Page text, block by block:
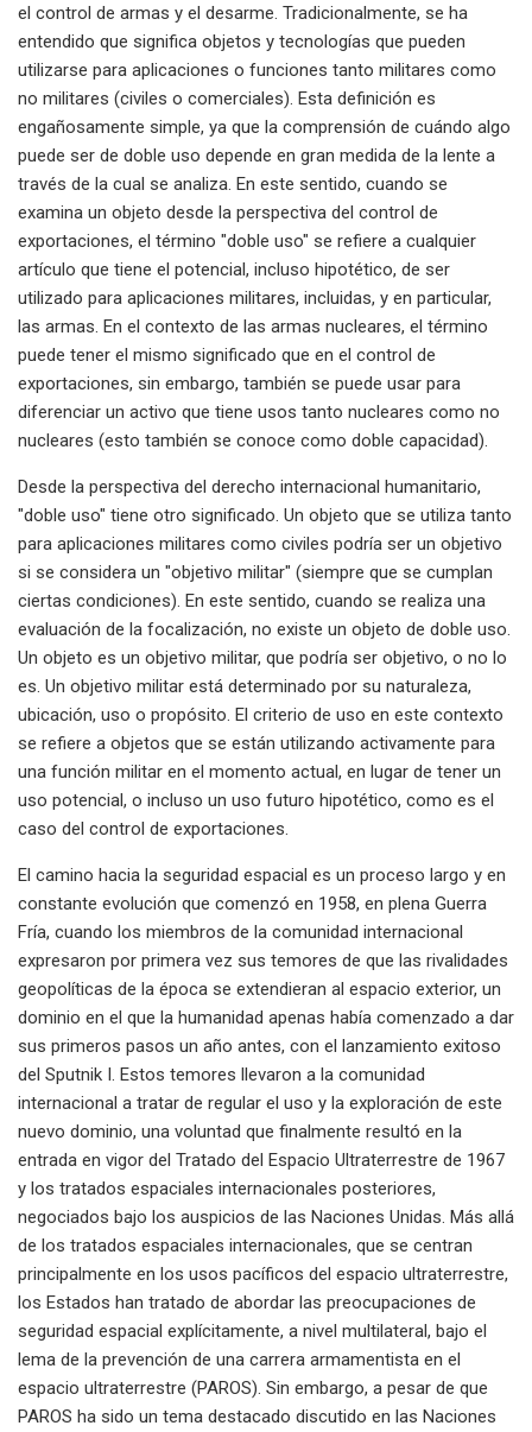
el control de armas y el desarme. Tradicionalmente, se ha
entendido que significa objetos y tecnologías que pueden
utilizarse para aplicaciones o funciones tanto militares como
no militares (civiles o comerciales). Esta definición es
engañosamente simple, ya que la comprensión de cuándo algo
puede ser de doble uso depende en gran medida de la lente a
través de la cual se analiza. En este sentido, cuando se
examina un objeto desde la perspectiva del control de
exportaciones, el término "doble uso" se refiere a cualquier
artículo que tiene el potencial, incluso hipotético, de ser
utilizado para aplicaciones militares, incluidas, y en particular,
las armas. En el contexto de las armas nucleares, el término
puede tener el mismo significado que en el control de
exportaciones, sin embargo, también se puede usar para
diferenciar un activo que tiene usos tanto nucleares como no
nucleares (esto también se conoce como doble capacidad).
Desde la perspectiva del derecho internacional humanitario,
"doble uso" tiene otro significado. Un objeto que se utiliza tanto
para aplicaciones militares como civiles podría ser un objetivo
si se considera un "objetivo militar" (siempre que se cumplan
ciertas condiciones). En este sentido, cuando se realiza una
evaluación de la focalización, no existe un objeto de doble uso.
Un objeto es un objetivo militar, que podría ser objetivo, o no lo
es. Un objetivo militar está determinado por su naturaleza,
ubicación, uso o propósito. El criterio de uso en este contexto
se refiere a objetos que se están utilizando activamente para
una función militar en el momento actual, en lugar de tener un
uso potencial, o incluso un uso futuro hipotético, como es el
caso del control de exportaciones.
El camino hacia la seguridad espacial es un proceso largo y en
constante evolución que comenzó en 1958, en plena Guerra
Fría, cuando los miembros de la comunidad internacional
expresaron por primera vez sus temores de que las rivalidades
geopolíticas de la época se extendieran al espacio exterior, un
dominio en el que la humanidad apenas había comenzado a dar
sus primeros pasos un año antes, con el lanzamiento exitoso
del Sputnik I. Estos temores llevaron a la comunidad
internacional a tratar de regular el uso y la exploración de este
nuevo dominio, una voluntad que finalmente resultó en la
entrada en vigor del Tratado del Espacio Ultraterrestre de 1967
y los tratados espaciales internacionales posteriores,
negociados bajo los auspicios de las Naciones Unidas. Más allá
de los tratados espaciales internacionales, que se centran
principalmente en los usos pacíficos del espacio ultraterrestre,
los Estados han tratado de abordar las preocupaciones de
seguridad espacial explícitamente, a nivel multilateral, bajo el
lema de la prevención de una carrera armamentista en el
espacio ultraterrestre (PAROS). Sin embargo, a pesar de que
PAROS ha sido un tema destacado discutido en las Naciones